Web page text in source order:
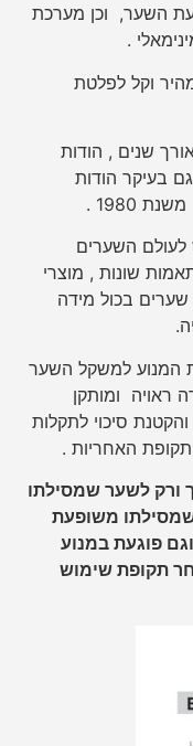
השער, וכן מערכת
.
וקל לפלטת
שנים , הודות
בעיקר הודות
לעולם השערים
שונות , מוצרי
שערים בכול מידה
המנוע למשקל השער
ראויה ומותקן
סיכוי לתקלות
האחריות .
ורק לשער שמסילתו
משופעת
פוגעת במנוע
תקופת שימוש